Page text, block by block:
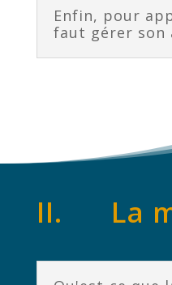
Enfin, pour
faut gérer son
II. La